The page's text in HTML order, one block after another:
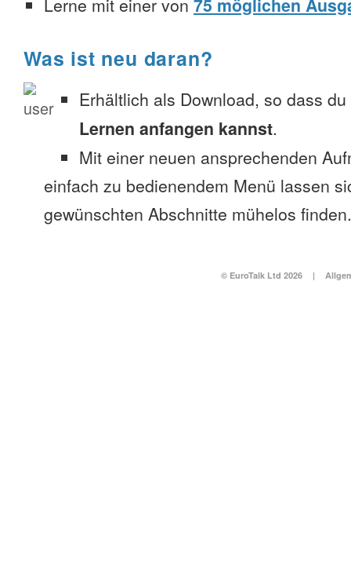
Lerne mit einer von 75 möglichen
Was ist neu daran?
Erhältlich als Download, so dass du
Lernen anfangen kannst.
Mit einer neuen ansprechenden
einfach zu bedienendem Menü lassen
gewünschten Abschnitte mühelos finden.
© EuroTalk Ltd 2026 |